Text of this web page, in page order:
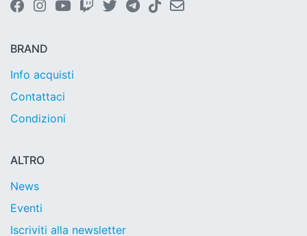
BRAND
Info acquisti
Contattaci
Condizioni
ALTRO
News
Eventi
Iscriviti alla newsletter